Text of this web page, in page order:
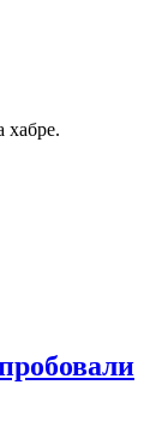
хабре.